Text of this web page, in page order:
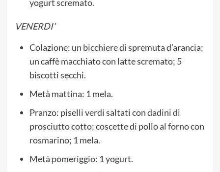
yogurt scremato.
VENERDI’
Colazione: un bicchiere di spremuta d’arancia;
un caffè macchiato con latte scremato; 5
biscotti secchi.
Metà mattina: 1 mela.
Pranzo: piselli verdi saltati con dadini di
prosciutto cotto; coscette di pollo al forno con
rosmarino; 1 mela.
Metà pomeriggio: 1 yogurt.